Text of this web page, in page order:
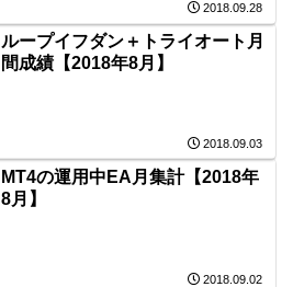
2018.09.28
ループイフダン＋トライオート月
間成績【2018年8月】
2018.09.03
MT4の運用中EA月集計【2018年
8月】
2018.09.02